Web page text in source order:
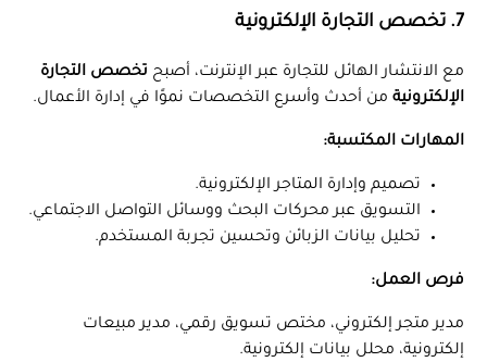
7. تخصص التجارة الإلكترونية
مع الانتشار الهائل للتجارة عبر الإنترنت، أصبح تخصص التجارة
الإلكترونية من أحدث وأسرع التخصصات نموًا في إدارة الأعمال.
المهارات المكتسبة:
تصميم وإدارة المتاجر الإلكترونية.
التسويق عبر محركات البحث ووسائل التواصل الاجتماعي.
تحليل بيانات الزبائن وتحسين تجربة المستخدم.
فرص العمل:
مدير متجر إلكتروني، مختص تسويق رقمي، مدير مبيعات
إلكترونية، محلل بيانات إلكترونية.